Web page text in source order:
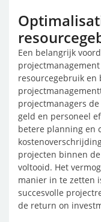
Een belangrijk
resourcegebruik en
projectmanagers
geld en personeel
betere planning en
projecten binnen
voltooid. Het
manier in te zetten
succesvolle
de return on